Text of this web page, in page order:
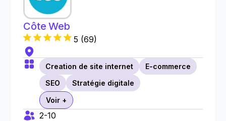
Côte Web
5 (69)
Creation de site internet
E-commerce
SEO
Stratégie digitale
Voir +
2-10